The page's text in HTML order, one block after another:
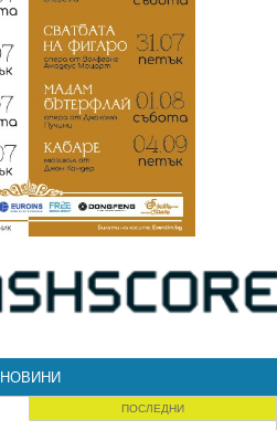
НОВИНИ
ПОСЛЕДНИ